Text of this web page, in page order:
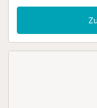
Highspeed-WLAN (für
eigenen Arbeitsplatz
Klimaanlage sowie eine
bietet eine private